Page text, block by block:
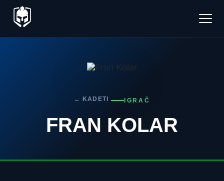
← KADETI IGRAČ
FRAN KOLAR